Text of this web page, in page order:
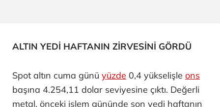
ALTIN YEDİ HAFTANIN ZİRVESİNİ GÖRDÜ
Spot altın cuma günü yüzde 0,4 yükselişle ons
başına 4.254,11 dolar seviyesine çıktı. Değerli
metal, önceki işlem gününde son yedi haftanın